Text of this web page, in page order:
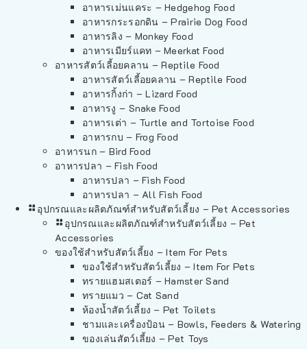
อาหารเม่นแคระ – Hedgehog Food
อาหารกระรอกดิน – Prairie Dog Food
อาหารลิง – Monkey Food
อาหารเมียร์แคท – Meerkat Food
อาหารสัตว์เลี้อยคลาน – Reptile Food
อาหารสัตว์เลี้อยคลาน – Reptile Food
อาหารกิ้งก่า – Lizard Food
อาหารงู – Snake Food
อาหารเต่า – Turtle and Tortoise Food
อาหารกบ – Frog Food
อาหารนก – Bird Food
อาหารปลา – Fish Food
อาหารปลา – Fish Food
อาหารปลา – All Fish Food
อุปกรณและผลิตภัณฑ์สำหรับสัตว์เลี้ยง – Pet Accessories
อุปกรณและผลิตภัณฑ์สำหรับสัตว์เลี้ยง – Pet
Accessories
ของใช้สำหรับสัตว์เลี้ยง – Item For Pets
ของใช้สำหรับสัตว์เลี้ยง – Item For Pets
ทรายแฮมสเตอร์ – Hamster Sand
ทรายแมว – Cat Sand
ห้องน้ำสัตว์เลี้ยง – Pet Toilets
ชามและเครื่องป้อน – Bowls, Feeders & Watering
ของเล่นสัตว์เลี้ยง – Pet Toys